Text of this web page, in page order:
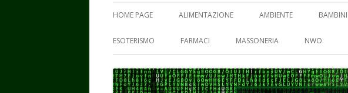
Menu
principale
HOME PAGE ALIMENTAZIONE AMBIENTE BAMBINI
ESOTERISMO FARMACI MASSONERIA NWO